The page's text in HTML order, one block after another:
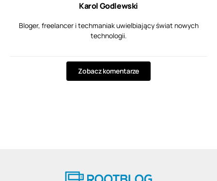
Karol Godlewski
Bloger, freelancer i techmaniak uwielbiający świat nowych
technologii.
Zobacz komentarze